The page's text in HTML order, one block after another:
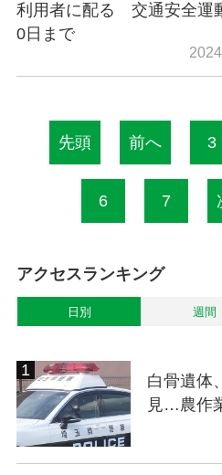
利用者に配る 交通安全運
0日まで
先頭 前へ 3
6 7
アクセスランキング
日別 週間
白骨遺体
見…農作